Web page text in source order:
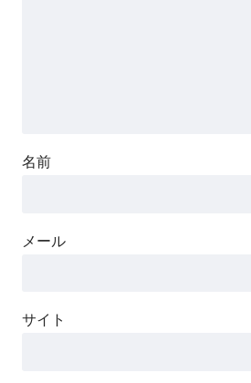
名前
メール
サイト